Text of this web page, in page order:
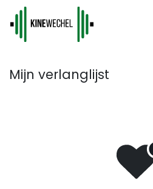
Overslaan naar inhoud
Mijn verlanglijst